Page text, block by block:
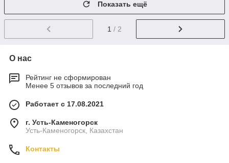
Показать ещё
1 / 2
О нас
Рейтинг не сформирован
Менее 5 отзывов за последний год
Работает с 17.08.2021
г. Усть-Каменогорск
Усть-Каменогорск, Казахстан
Контакты